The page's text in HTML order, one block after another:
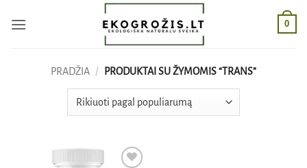
0
PRADŽIA / PRODUKTAI SU ŽYMOMIS “TRANS”